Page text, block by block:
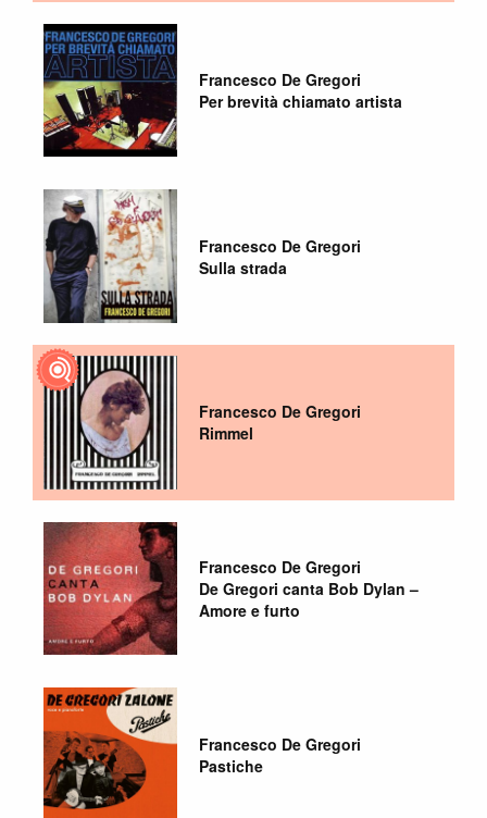
Francesco De Gregori
Per brevità chiamato artista
Francesco De Gregori
Sulla strada
Francesco De Gregori
Rimmel
Francesco De Gregori
De Gregori canta Bob Dylan –
Amore e furto
Francesco De Gregori
Pastiche